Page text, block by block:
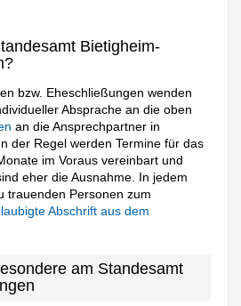
Bietigheim-
bzw. Eheschließungen wenden
Absprache an die oben
an die Ansprechpartner in
der Regel werden Termine für das
im Voraus vereinbart und
eher die Ausnahme. In jedem
trauenden Personen zum
Abschrift aus dem
am Standesamt